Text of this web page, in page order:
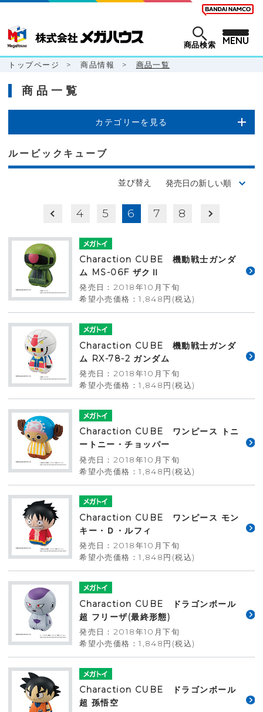
商品検索 MENU
トップページ > 商品情報 > 商品一覧
商品一覧
カテゴリーを見る
ルービックキューブ
並び替え
4 5 6 7 8
Charaction CUBE 機動戦士ガンダ
ム MS-06F ザクⅡ
発売日：2018年10月下旬
希望小売価格：1,848円(税込)
Charaction CUBE 機動戦士ガンダ
ム RX-78-2 ガンダム
発売日：2018年10月下旬
希望小売価格：1,848円(税込)
Charaction CUBE ワンピース トニ
ートニー・チョッパー
発売日：2018年10月下旬
希望小売価格：1,848円(税込)
Charaction CUBE ワンピース モン
キー・Ｄ・ルフィ
発売日：2018年10月下旬
希望小売価格：1,848円(税込)
Charaction CUBE ドラゴンボール
超 フリーザ(最終形態)
発売日：2018年10月下旬
希望小売価格：1,848円(税込)
Charaction CUBE ドラゴンボール
超 孫悟空